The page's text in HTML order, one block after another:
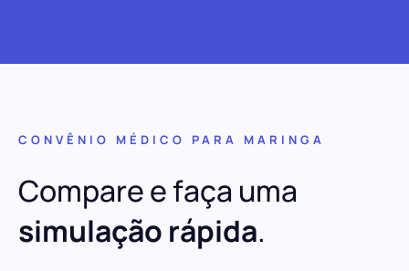
CONVÊNIO MÉDICO PARA MARINGA
Compare e faça uma
simulação rápida.